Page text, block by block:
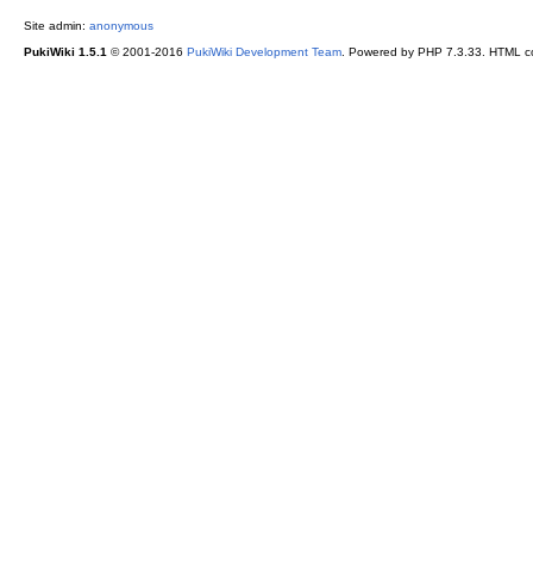
Site admin: anonymous
PukiWiki 1.5.1 © 2001-2016 PukiWiki Development Team. Powered by PHP 7.3.33. HTML